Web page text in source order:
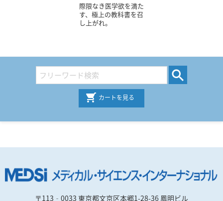
際限なき医学欲を満た
す、極上の教科書を召
し上がれ。
カートを見る
〒113‐0033 東京都文京区本郷1-28-36 鳳明ビル